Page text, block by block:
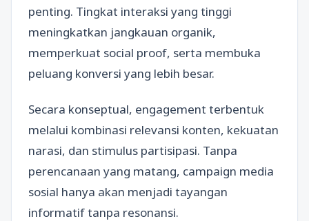
penting. Tingkat interaksi yang tinggi
meningkatkan jangkauan organik,
memperkuat social proof, serta membuka
peluang konversi yang lebih besar.
Secara konseptual, engagement terbentuk
melalui kombinasi relevansi konten, kekuatan
narasi, dan stimulus partisipasi. Tanpa
perencanaan yang matang, campaign media
sosial hanya akan menjadi tayangan
informatif tanpa resonansi.